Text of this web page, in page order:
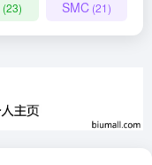
(23) SMC(21)